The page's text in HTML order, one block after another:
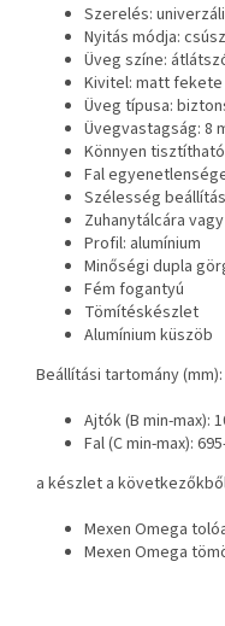
Szerelés:
Nyitás módja:
Üveg színe:
Kivitel: matt fekete
Üveg típusa:
Üvegvastagság: 8
Könnyen
Fal
Szélesség
Zuhanytálcára
Profil: alumínium
Minőségi dupla
Fém fogantyú
Tömítéskészlet
Alumínium küszöb
Beállítási tartomány (mm):
Ajtók (B min-max):
Fal (C min-max):
a készlet a
Mexen Omega
Mexen Omega